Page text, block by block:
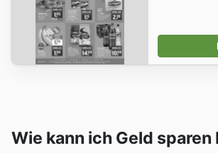
Wie kann ich Geld sparen